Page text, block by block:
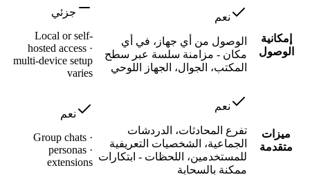
إمكانية
الوصول
نعم
الوصول من أي جهاز، في أي
مكان - مزامنة سلسة عبر سطح
المكتب، الجوال، الجهاز اللوحي
جزئي
Local or self-
hosted access ·
multi-device setup
varies
ميزات
متقدمة
نعم
تفرع المحادثات، الدردشات
الجماعية، الشخصيات التعريفية
للمستخدمين، اللحظات - ابتكارات
ممكنة بالسحابة
نعم
Group chats ·
personas ·
extensions